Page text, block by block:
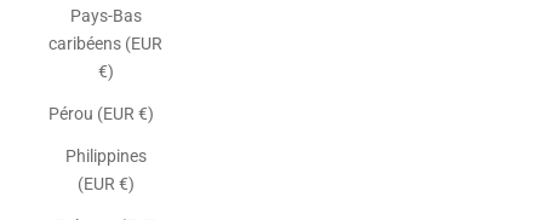
Pays-Bas
caribéens (EUR
€)
Pérou (EUR €)
Philippines
(EUR €)